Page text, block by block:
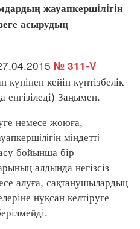
жауапкершiлiгiн
асырудың
№ 311-V
кейін күнтізбелік
Заңымен.
немесе жоюға,
мiндеттi
бойынша бір
алдында негізсіз
алуға, сақтанушылардың
нұқсан келтіруге